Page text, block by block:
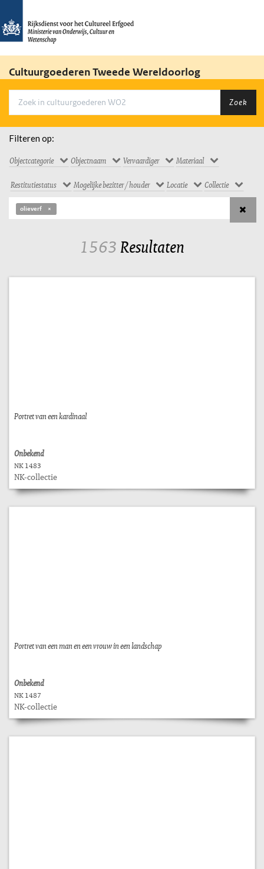
Cultuurgoederen Tweede Wereldoorlog
Zoek
Filteren op:
Objectcategorie Objectnaam Vervaardiger Materiaal
Restitutiestatus Mogelijke bezitter / houder Locatie Collectie
olieverf
1563Resultaten
Portret van een kardinaal
Onbekend
NK 1483
NK-collectie
Portret van een man en een vrouw in een landschap
Onbekend
NK 1487
NK-collectie